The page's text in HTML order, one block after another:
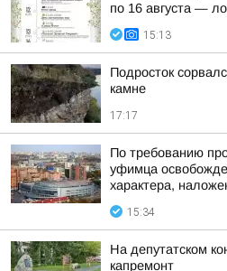
по 16 августа —
15:13
Подросток
камне
17:17
По требованию
уфимца
характера,
15:34
На депутатском
капремонт